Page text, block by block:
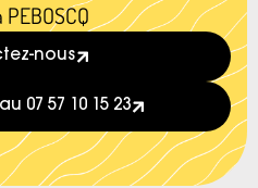
nous
07 57 10 15 23